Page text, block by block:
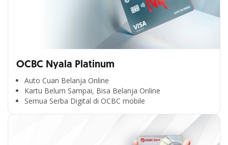
OCBC Nyala Platinum
Auto Cuan Belanja Online
Kartu Belum Sampai, Bisa Belanja Online
Semua Serba Digital di OCBC mobile